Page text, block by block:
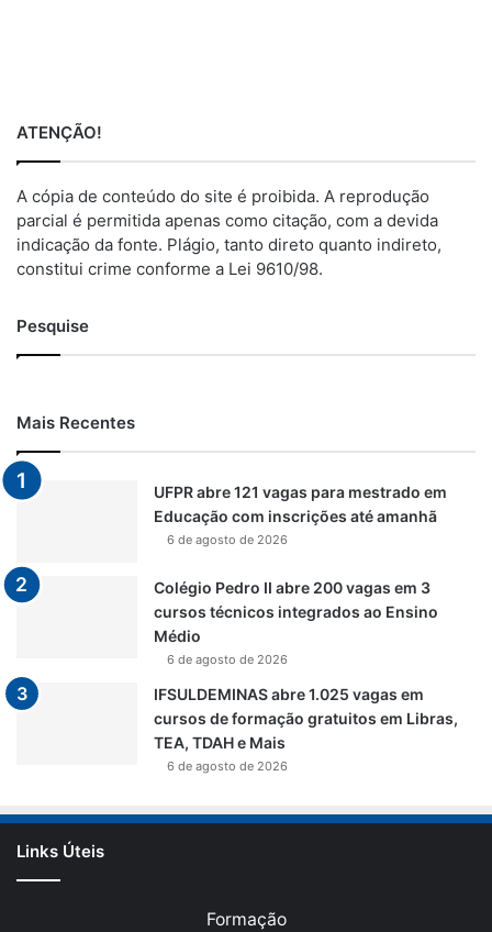
ATENÇÃO!
A cópia de conteúdo do site é proibida. A reprodução
parcial é permitida apenas como citação, com a devida
indicação da fonte. Plágio, tanto direto quanto indireto,
constitui crime conforme a Lei 9610/98.
Pesquise
Mais Recentes
UFPR abre 121 vagas para mestrado em
Educação com inscrições até amanhã
6 de agosto de 2026
Colégio Pedro II abre 200 vagas em 3
cursos técnicos integrados ao Ensino
Médio
6 de agosto de 2026
IFSULDEMINAS abre 1.025 vagas em
cursos de formação gratuitos em Libras,
TEA, TDAH e Mais
6 de agosto de 2026
Links Úteis
Formação